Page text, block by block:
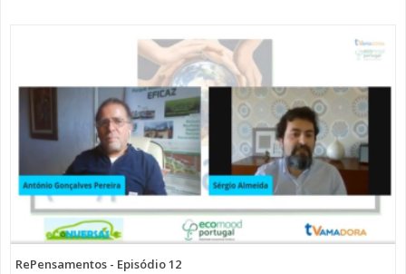
RePensamentos - Episódio 12